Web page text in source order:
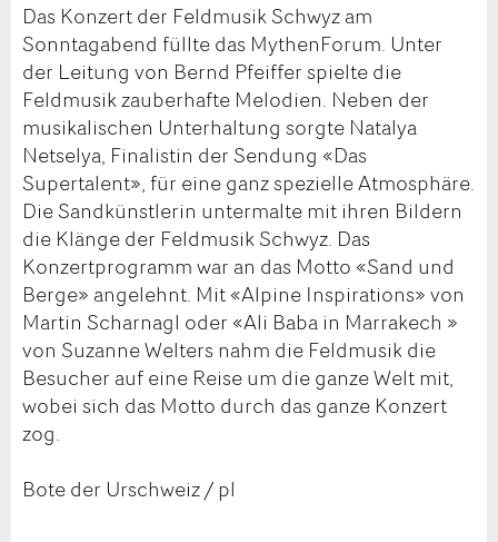
Das Konzert der Feldmusik Schwyz am
Sonntagabend füllte das MythenForum. Unter
der Leitung von Bernd Pfeiffer spielte die
Feldmusik zauberhafte Melodien. Neben der
musikalischen Unterhaltung sorgte Natalya
Netselya, Finalistin der Sendung «Das
Supertalent», für eine ganz spezielle Atmosphäre.
Die Sandkünstlerin untermalte mit ihren Bildern
die Klänge der Feldmusik Schwyz. Das
Konzertprogramm war an das Motto «Sand und
Berge» angelehnt. Mit «Alpine Inspirations» von
Martin Scharnagl oder «Ali Baba in Marrakech »
von Suzanne Welters nahm die Feldmusik die
Besucher auf eine Reise um die ganze Welt mit,
wobei sich das Motto durch das ganze Konzert
zog.
Bote der Urschweiz / pl